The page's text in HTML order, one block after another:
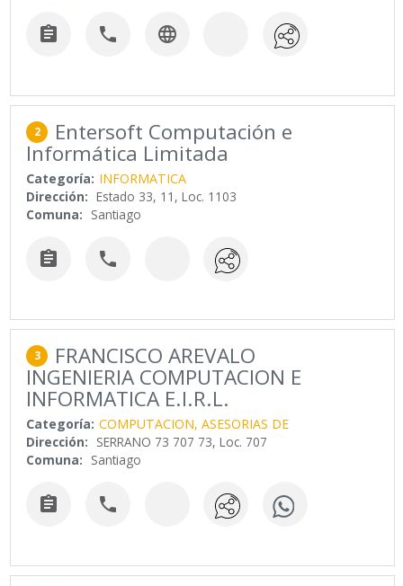
  
2 Entersoft Computación e
Informática Limitada
Categoría: INFORMATICA
Dirección: Estado 33, 11, Loc. 1103
Comuna: Santiago
 
3 FRANCISCO AREVALO
INGENIERIA COMPUTACION E
INFORMATICA E.I.R.L.
Categoría: COMPUTACION, ASESORIAS DE
Dirección: SERRANO 73 707 73, Loc. 707
Comuna: Santiago
 